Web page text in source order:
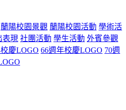
蘭陽校園景觀 蘭陽校園活動 學術活
表現 社團活動 學生活動 外賓參觀
慶LOGO 66週年校慶LOGO 70週